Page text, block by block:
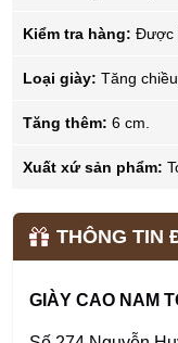
Kiểm tra hàng: Được
Loại giày: Tăng
Tăng thêm: 6 cm.
Xuất xứ sản phẩm:
THÔNG TIN
GIÀY CAO NAM